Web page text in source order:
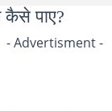
कैसे पाए?
- Advertisment -